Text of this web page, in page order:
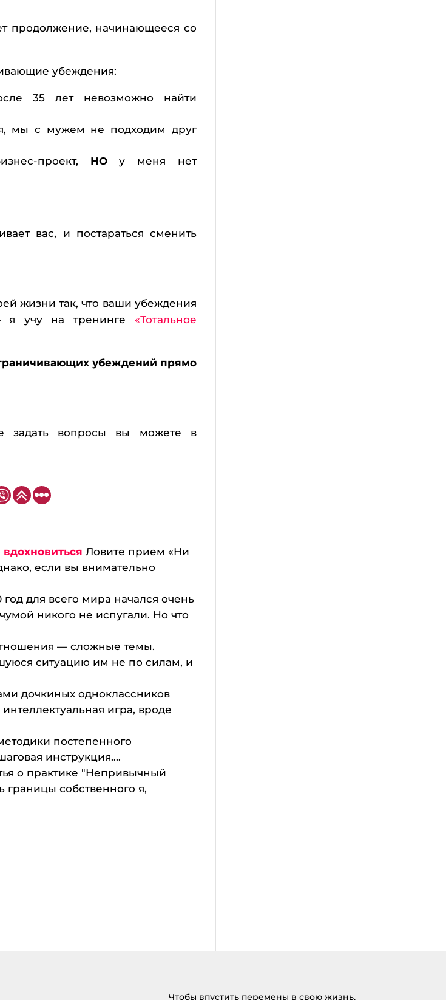
продолжение, начинающееся со
убеждения:
35 лет невозможно найти
мы с мужем не подходим друг
проект, НОу меня нет
вас, и постараться сменить
жизни так, что ваши убеждения
я учу на тренинге «Тотальное
убеждений прямо
задать вопросы вы можете в
Ловите прием «Ни
если вы внимательно
год для всего мира начался очень
никого не испугали. Но что
— сложные темы.
ситуацию им не по силам, и
дочкиных одноклассников
игра, вроде
постепенного
инструкция....
о практике "Непривычный
границы собственного я,
Чтобы впустить перемены в свою жизнь,